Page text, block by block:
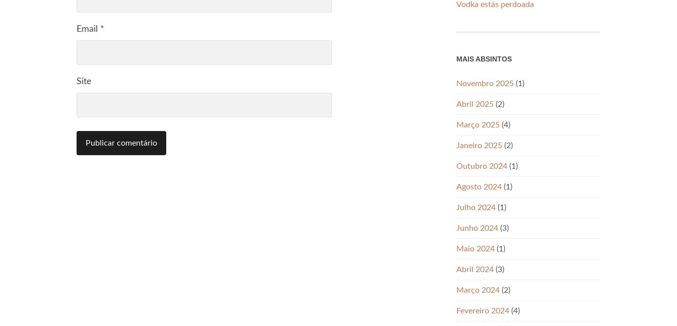
Email *
Site
Vodka estás perdoada
MAIS ABSINTOS
Novembro 2025 (1)
Abril 2025 (2)
Março 2025 (4)
Janeiro 2025 (2)
Outubro 2024 (1)
Agosto 2024 (1)
Julho 2024 (1)
Junho 2024 (3)
Maio 2024 (1)
Abril 2024 (3)
Março 2024 (2)
Fevereiro 2024 (4)